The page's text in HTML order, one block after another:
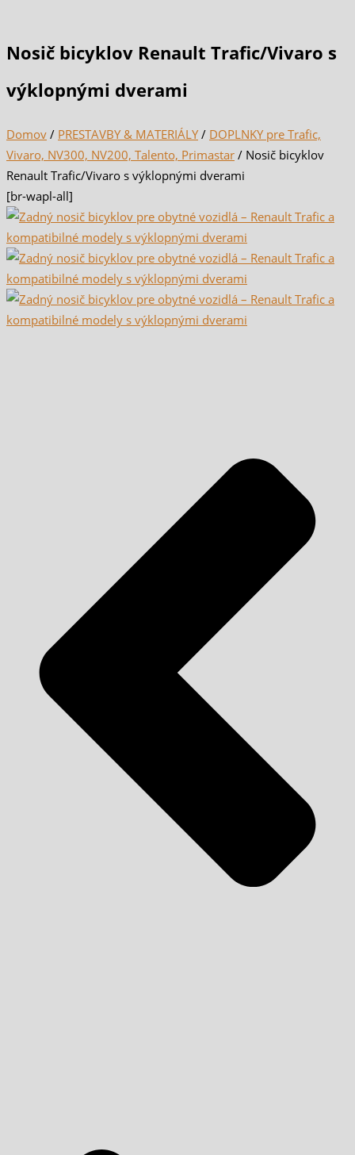
Nosič bicyklov Renault Trafic/Vivaro s
výklopnými dverami
Domov / PRESTAVBY & MATERIÁLY/ DOPLNKY pre Trafic,
Vivaro, NV300, NV200, Talento, Primastar / Nosič bicyklov
Renault Trafic/Vivaro s výklopnými dverami
[br-wapl-all]